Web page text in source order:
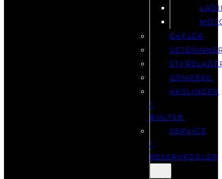
GAFLER
DEMPERE
AKSLINGER
/
BOLTER
SERVICE
/
RESERVEDELER